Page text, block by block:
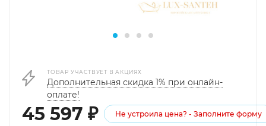
ТОВАР УЧАСТВУЕТ В АКЦИЯХ
Дополнительная скидка 1% при онлайн-
оплате!
45 597 ₽ Не устроила цена? - Заполните форму